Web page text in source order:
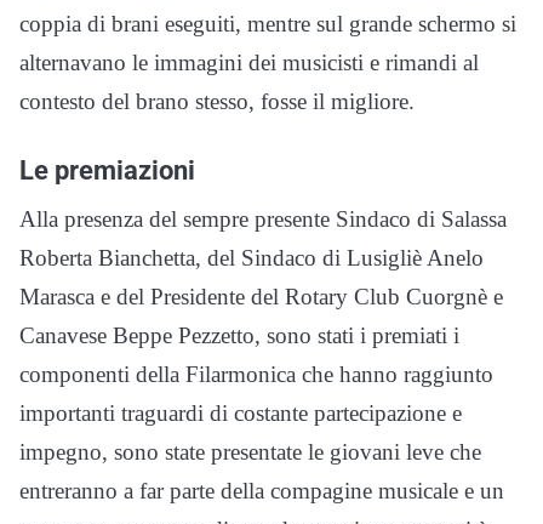
coppia di brani eseguiti, mentre sul grande schermo si
alternavano le immagini dei musicisti e rimandi al
contesto del brano stesso, fosse il migliore.
Le premiazioni
Alla presenza del sempre presente Sindaco di Salassa
Roberta Bianchetta, del Sindaco di Lusigliè Anelo
Marasca e del Presidente del Rotary Club Cuorgnè e
Canavese Beppe Pezzetto, sono stati i premiati i
componenti della Filarmonica che hanno raggiunto
importanti traguardi di costante partecipazione e
impegno, sono state presentate le giovani leve che
entreranno a far parte della compagine musicale e un